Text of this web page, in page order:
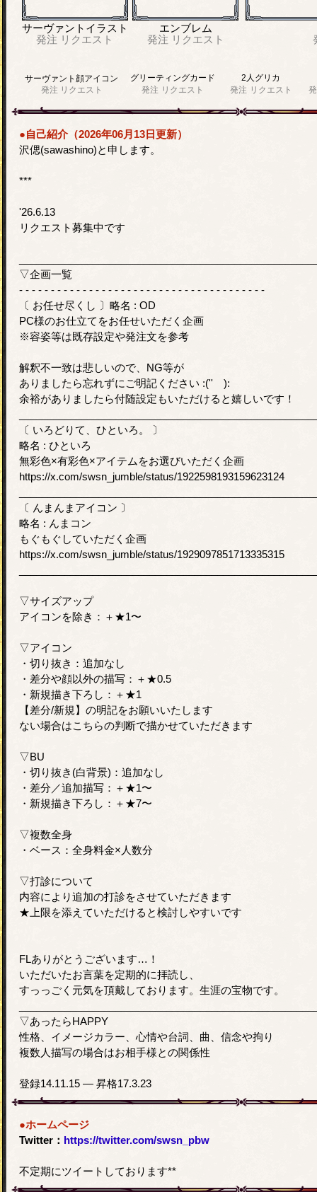
サーヴァントイラスト
発注 リクエスト
エンブレム
発注 リクエスト
サーヴァント顔アイコン
発注 リクエスト
グリーティングカード
発注 リクエスト
2人グリカ
発注 リクエスト
●自己紹介（2026年06月13日更新）
沢偲(sawashino)と申します。
***
'26.6.13
リクエスト募集中です
▽企画一覧
- - - - - - - - - - - - - - - - - - - - - - - - - - - - - - - - - - - - - - -
〔 お任せ尽くし 〕略名 : OD
PC様のお仕立てをお任せいただく企画
※容姿等は既存設定や発注文を参考
解釈不一致は悲しいので、NG等が
ありましたら忘れずにご明記ください :('' ):
余裕がありましたら付随設定もいただけると嬉しいです！
〔 いろどりて、ひといろ。 〕
略名 : ひといろ
無彩色×有彩色×アイテムをお選びいただく企画
https://x.com/swsn_jumble/status/1922598193159623124
〔 んまんまアイコン 〕
略名 : んまコン
もぐもぐしていただく企画
https://x.com/swsn_jumble/status/1929097851713335315
▽サイズアップ
アイコンを除き：＋★1〜
▽アイコン
・切り抜き：追加なし
・差分や顔以外の描写：＋★0.5
・新規描き下ろし：＋★1
【差分/新規】の明記をお願いいたします
ない場合はこちらの判断で描かせていただきます
▽BU
・切り抜き(白背景)：追加なし
・差分／追加描写：＋★1〜
・新規描き下ろし：＋★7〜
▽複数全身
・ベース：全身料金×人数分
▽打診について
内容により追加の打診をさせていただきます
★上限を添えていただけると検討しやすいです
FLありがとうございます…！
いただいたお言葉を定期的に拝読し、
すっっごく元気を頂戴しております。生涯の宝物です。
▽あったらHAPPY
性格、イメージカラー、心情や台詞、曲、信念や拘り
複数人描写の場合はお相手様との関係性
登録14.11.15 — 昇格17.3.23
●ホームページ
Twitter： https://twitter.com/swsn_pbw
不定期にツイートしております**